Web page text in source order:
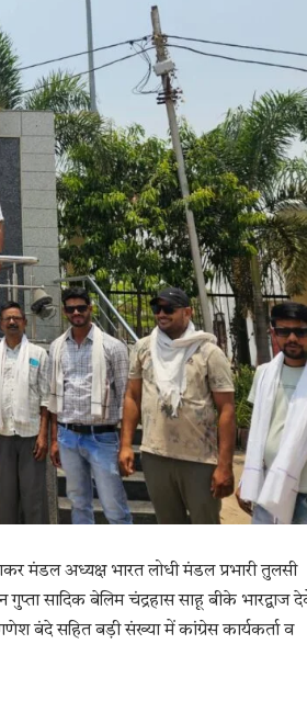
मंडल अध्यक्ष भारत लोधी मंडल प्रभारी तुलसी
गुप्ता सादिक बेलिम चंद्रहास साहू बीके भारद्वाज
बंदे सहित बड़ी संख्या में कांग्रेस कार्यकर्ता व